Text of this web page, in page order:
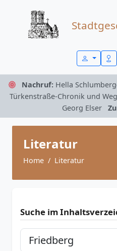
Nachruf: Hella
Türkenstraße-Chronik und
Georg Elser
Literatur
Home Literatur
Suche im